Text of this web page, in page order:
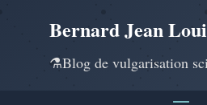
Bernard Jean
⚗️Blog de vulgarisation